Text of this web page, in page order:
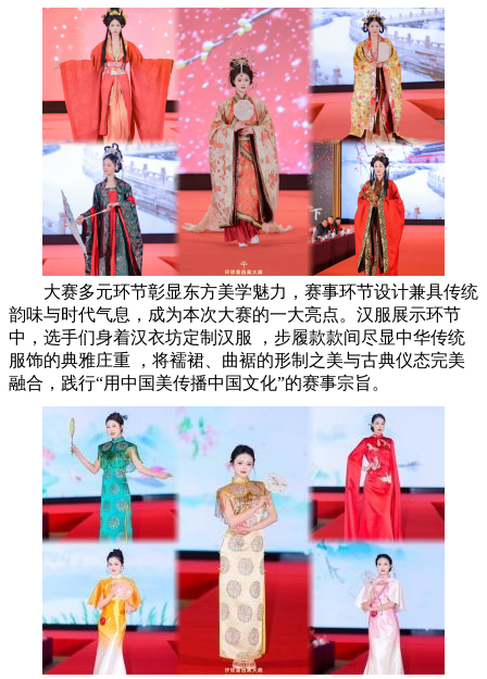
大赛多元环节彰显东方美学魅力，赛事环节设计兼具传统
韵味与时代气息，成为本次大赛的一大亮点。汉服展示环节
中，选手们身着汉衣坊定制汉服 ，步履款款间尽显中华传统
服饰的典雅庄重 ，将襦裙、曲裾的形制之美与古典仪态完美
融合，践行“用中国美传播中国文化”的赛事宗旨。